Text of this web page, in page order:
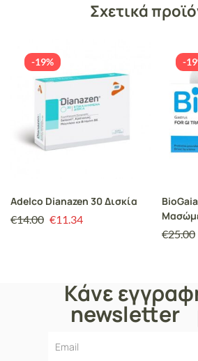
Σχετικά
-19%
Adelco Dianazen 30 Δισκία
€14.00 €11.34
-
€25.00
Κάνε
newsletter